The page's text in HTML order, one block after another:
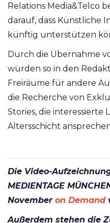
Relations Media&Telco
darauf, dass Künstliche
künftig unterstützen
Durch die Übernahme
würden so in den
Freiräume für andere
die Recherche von
Stories, die interessierte
Altersschicht
Die Video-
MEDIENTAGE
November on Demand
Außerdem stehen die